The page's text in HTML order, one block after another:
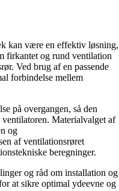
kan være en effektiv løsning,
firkantet og rund ventilation
Ved brug af en passende
forbindelse mellem
på overgangen, så den
Materialvalget af
og
af ventilationsrøret
beregninger.
og råd om installation og
at sikre optimal ydeevne og